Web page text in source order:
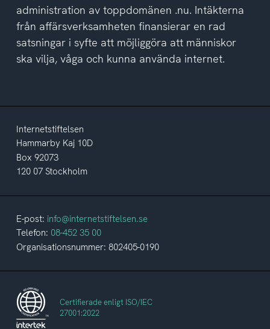
administration av toppdomänen .nu. Intäkterna
från affärsverksamheten finansierar en rad
satsningar i syfte att möjliggöra att människor
ska vilja, våga och kunna använda internet.
Internetstiftelsen
Hammarby Kaj 10D
Box 92073
120 07 Stockholm
E-post: info@internetstiftelsen.se
Telefon: 08-452 35 00
Organisationsnummer: 802405-0190
Certifierade enligt ISO/IEC
27001:2022